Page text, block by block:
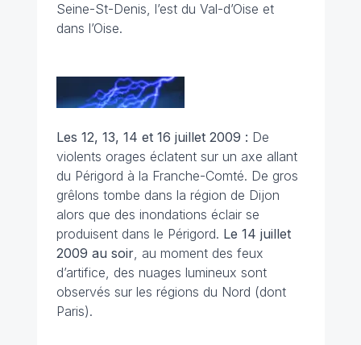
Seine-St-Denis, l’est du Val-d’Oise et
dans l’Oise.
Les 12, 13, 14 et 16 juillet 2009 : De
violents orages éclatent sur un axe allant
du Périgord à la Franche-Comté. De gros
grêlons tombe dans la région de Dijon
alors que des inondations éclair se
produisent dans le Périgord. Le 14 juillet
2009 au soir, au moment des feux
d’artifice, des nuages lumineux sont
observés sur les régions du Nord (dont
Paris).